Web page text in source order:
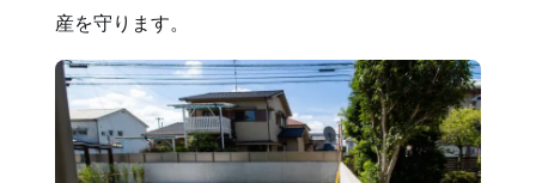
産を守ります。